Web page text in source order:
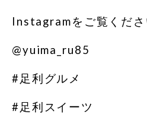
Instagramをご覧くださ
@yuima_ru85
#足利グルメ
#足利スイーツ